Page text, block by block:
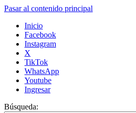
Pasar al contenido principal
Inicio
Facebook
Instagram
X
TikTok
WhatsApp
Youtube
Ingresar
Búsqueda: